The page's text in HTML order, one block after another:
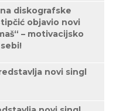
diskografske
objavio novi
– motivacijsko
novi singl